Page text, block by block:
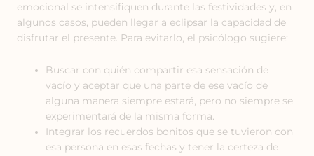
emocional se intensifiquen durante las festividades y, en
algunos casos, pueden llegar a eclipsar la capacidad de
disfrutar el presente. Para evitarlo, el psicólogo sugiere:
Buscar con quién compartir esa sensación de
vacío y aceptar que una parte de ese vacío de
alguna manera siempre estará, pero no siempre se
experimentará de la misma forma.
Integrar los recuerdos bonitos que se tuvieron con
esa persona en esas fechas y tener la certeza de